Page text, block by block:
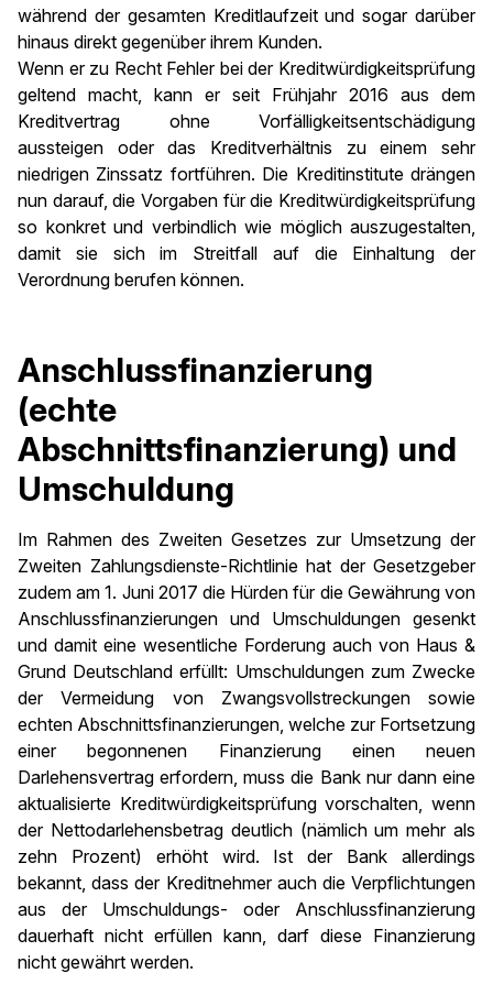
während der gesamten Kreditlaufzeit und sogar darüber
hinaus direkt gegenüber ihrem Kunden.
Wenn er zu Recht Fehler bei der Kreditwürdigkeitsprüfung
geltend macht, kann er seit Frühjahr 2016 aus dem
Kreditvertrag ohne Vorfälligkeitsentschädigung
aussteigen oder das Kreditverhältnis zu einem sehr
niedrigen Zinssatz fortführen. Die Kreditinstitute drängen
nun darauf, die Vorgaben für die Kreditwürdigkeitsprüfung
so konkret und verbindlich wie möglich auszugestalten,
damit sie sich im Streitfall auf die Einhaltung der
Verordnung berufen können.
Anschlussfinanzierung
(echte
Abschnittsfinanzierung) und
Umschuldung
Im Rahmen des Zweiten Gesetzes zur Umsetzung der
Zweiten Zahlungsdienste-Richtlinie hat der Gesetzgeber
zudem am 1. Juni 2017 die Hürden für die Gewährung von
Anschlussfinanzierungen und Umschuldungen gesenkt
und damit eine wesentliche Forderung auch von Haus &
Grund Deutschland erfüllt: Umschuldungen zum Zwecke
der Vermeidung von Zwangsvollstreckungen sowie
echten Abschnittsfinanzierungen, welche zur Fortsetzung
einer begonnenen Finanzierung einen neuen
Darlehensvertrag erfordern, muss die Bank nur dann eine
aktualisierte Kreditwürdigkeitsprüfung vorschalten, wenn
der Nettodarlehensbetrag deutlich (nämlich um mehr als
zehn Prozent) erhöht wird. Ist der Bank allerdings
bekannt, dass der Kreditnehmer auch die Verpflichtungen
aus der Umschuldungs- oder Anschlussfinanzierung
dauerhaft nicht erfüllen kann, darf diese Finanzierung
nicht gewährt werden.